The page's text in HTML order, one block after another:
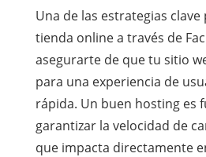
Una de las estrategias
tienda online a través de
asegurarte de que tu sitio
para una experiencia de
rápida. Un buen hosting es
garantizar la velocidad de
que impacta directamente